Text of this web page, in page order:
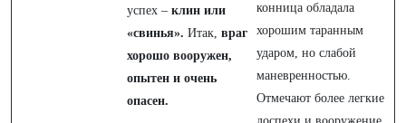
успех – клин или
«свинья». Итак, враг
хорошо вооружен,
опытен и очень
опасен.
конница обладала
хорошим таранным
ударом, но слабой
маневренностью.
Отмечают более легкие